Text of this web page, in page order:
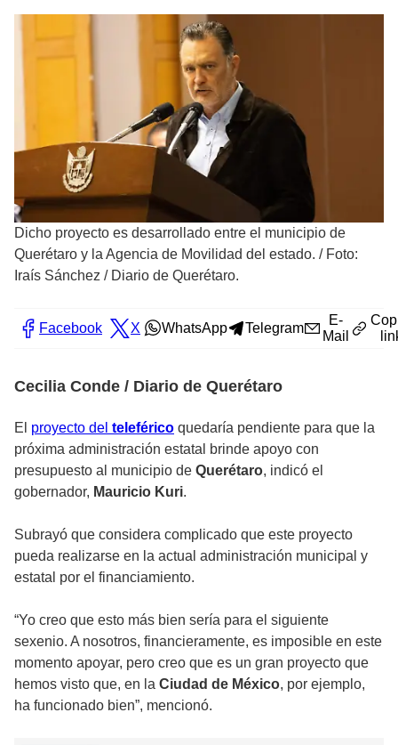
Dicho proyecto es desarrollado entre el municipio de
Querétaro y la Agencia de Movilidad del estado. / Foto:
Iraís Sánchez / Diario de Querétaro.
Facebook X WhatsApp Telegram
E-
Mail
Cecilia Conde / Diario de Querétaro
El proyecto del teleférico quedaría pendiente para que la
próxima administración estatal brinde apoyo con
presupuesto al municipio de Querétaro, indicó el
gobernador, Mauricio Kuri.
Subrayó que considera complicado que este proyecto
pueda realizarse en la actual administración municipal y
estatal por el financiamiento.
“Yo creo que esto más bien sería para el siguiente
sexenio. A nosotros, financieramente, es imposible en este
momento apoyar, pero creo que es un gran proyecto que
hemos visto que, en la Ciudad de México, por ejemplo,
ha funcionado bien”, mencionó.